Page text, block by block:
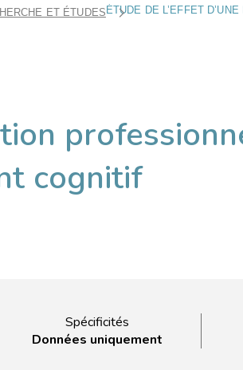
ET ÉTUDES
cognitif
Spécificités
Données uniquement